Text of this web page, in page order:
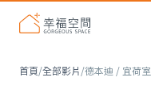
首頁/全部影片/德本迪 / 宜荷